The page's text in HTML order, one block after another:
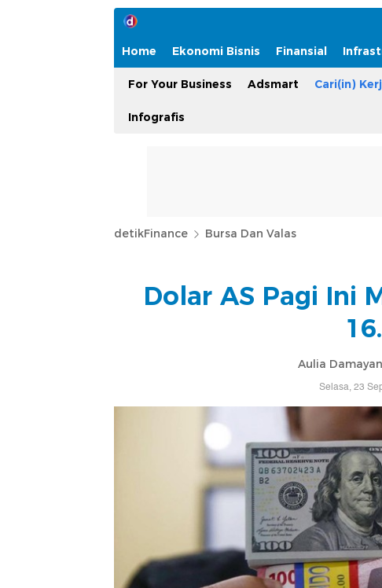
Home Ekonomi Bisnis Finansial
For Your Business Adsmart Cari(in)
Infografis
detikFinance Bursa Dan Valas
Dolar AS Pagi Ini
Aulia
Selasa, 23